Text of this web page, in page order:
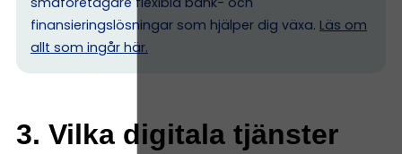
finansieringslösningar som hjälper dig växa. Läs om
allt som ingår här.
3. Vilka digitala tjänster